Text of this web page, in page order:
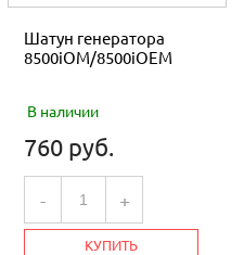
Шатун генератора
8500iOM/8500iOEM
В наличии
760 руб.
- +
КУПИТЬ